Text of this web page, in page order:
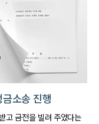
소송 진행
고 금전을 빌려 주었다는